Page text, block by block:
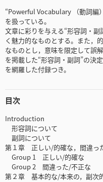
“Powerful Vocabulary （動詞編
を扱っている。
文章に彩りを与える“形容詞・
く魅力的なものとする。また，
なものとし，意味を限定して誤
を掲載した“形容詞・副詞”の決
を網羅した付録つき。
目次
Introduction
形容詞について
副詞について
第１章 正しい/的確な，間違っ
Group 1 正しい/的確な
Group 2 間違った/不正な
第２章 基本的な/本来の，副次